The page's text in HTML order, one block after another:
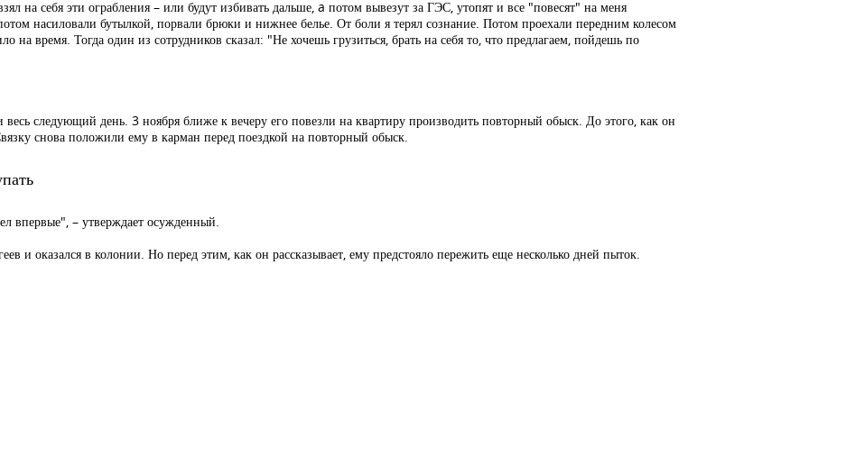
на себя эти ограбления – или будут избивать дальше, a потом вывезут за ГЭС, утопят и все "повесят" на меня
насиловали бутылкой, порвали брюки и нижнее белье. От боли я терял сознание. Потом проехали передним колесом
на время. Тогда один из сотрудников сказал: "Не хочешь грузиться, брать на себя то, что предлагаем, пойдешь по
следующий день. 3 ноября ближе к вечеру его повезли на квартиру производить повторный обыск. До этого, как он
снова положили ему в карман перед поездкой на повторный обыск.
впервые", – утверждает осужденный.
и оказался в колонии. Но перед этим, как он рассказывает, ему предстояло пережить еще несколько дней пыток.